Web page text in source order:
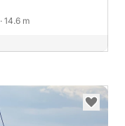
· 14.6 m